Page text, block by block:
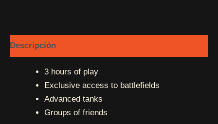
Descripción
3 hours of play
Exclusive access to battlefields
Advanced tanks
Groups of friends